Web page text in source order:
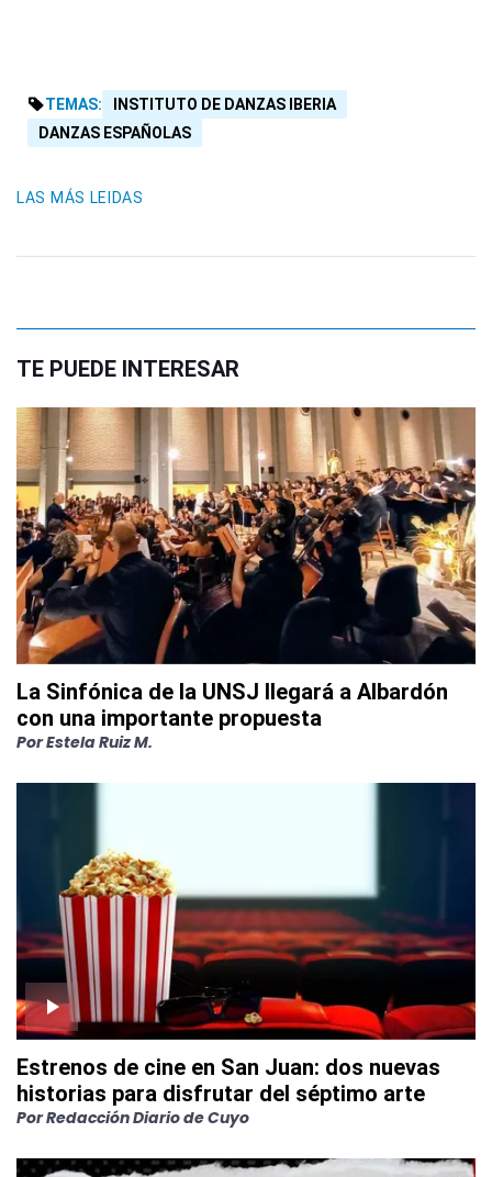
TEMAS:
INSTITUTO DE DANZAS IBERIA
DANZAS ESPAÑOLAS
LAS MÁS LEIDAS
TE PUEDE INTERESAR
La Sinfónica de la UNSJ llegará a Albardón
con una importante propuesta
PorEstela Ruiz M.
Estrenos de cine en San Juan: dos nuevas
historias para disfrutar del séptimo arte
PorRedacción Diario de Cuyo